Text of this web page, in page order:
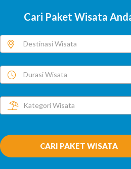
Cari Paket Wisata
Destinasi Wisata
Durasi Wisata
Kategori Wisata
CARI PAKET WISATA